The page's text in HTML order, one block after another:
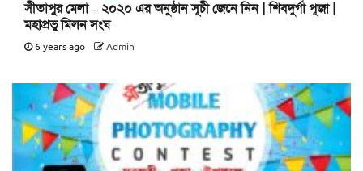
সীতাপুর মেলা – ২০২০ এর অনুষ্ঠান সূচী জেনে নিন | শিবদুর্গা পূজা |
মহাপ্রভু মিলন সংঘ
6 years ago Admin